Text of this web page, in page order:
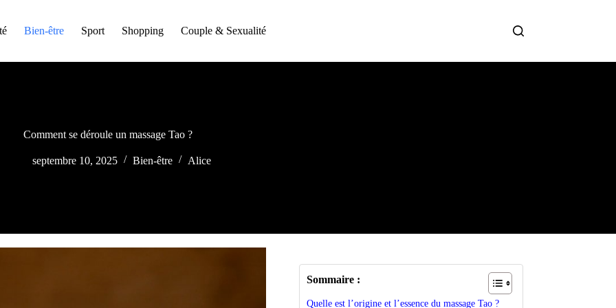
Bien-être Sport Shopping Couple & Sexualité
Comment se déroule un massage Tao ?
septembre 10, 2025 Bien-être Alice
Sommaire :
Quelle est l’origine et l’essence du massage Tao ?